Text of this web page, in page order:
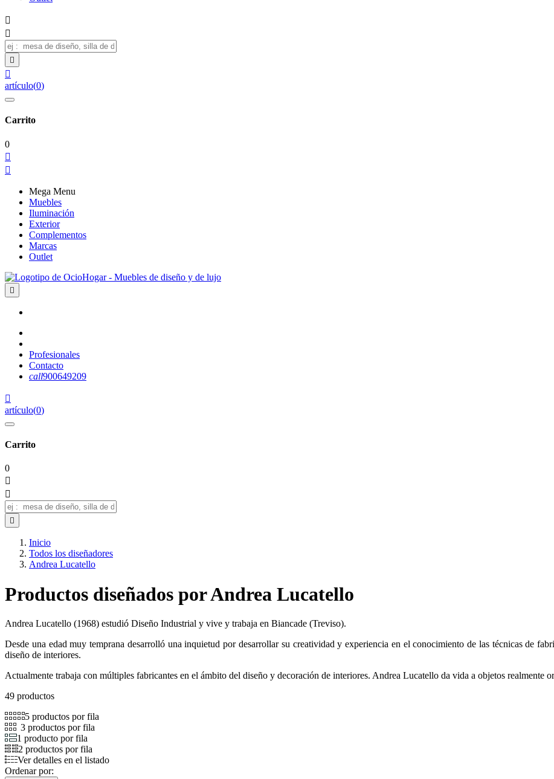




artículo(0)
Carrito
0


Mega Menu
Muebles
Iluminación
Exterior
Complementos
Marcas
Outlet

Profesionales
Contacto
call900649209

artículo(0)
Carrito
0



Inicio
Todos los diseñadores
Andrea Lucatello
Productos diseñados por Andrea Lucatello
Andrea Lucatello (1968) estudió Diseño Industrial y vive y trabaja en Biancade (Treviso).
Desde una edad muy temprana desarrolló una inquietud por desarrollar su creatividad y experiencia en el conocimiento de las técnicas de
diseño de interiores.
Actualmente trabaja con múltiples fabricantes en el ámbito del diseño y decoración de interiores. Andrea Lucatello da vida a objetos realmente
49 productos
5 productos por fila
3 productos por fila
1 producto por fila
2 productos por fila
Ver detalles en el listado
Ordenar por: